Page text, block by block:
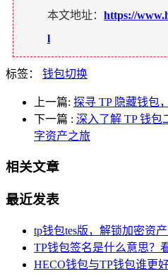
本文地址： https://
l
标签： 钱包切换
上一篇: 探寻 TP 隐藏钱包
下一篇 : 深入了解 TP 钱包
字资产之旅
相关文章
最近发表
tp钱包tes版，解锁加密资
TP钱包签名是什么意思？
HECO钱包与TP钱包谁更